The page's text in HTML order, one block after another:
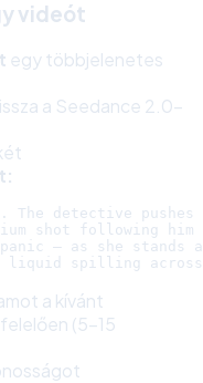
videót
egy többjelenetes
a Seedance 2.0-
The detective
shot following
— as she stands
a kívánt
(5-15